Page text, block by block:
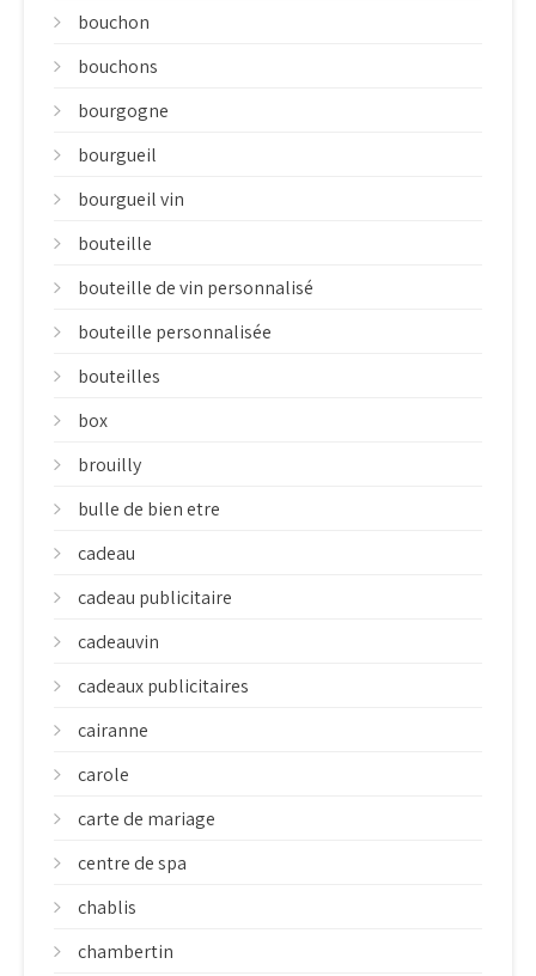
bouchon
bouchons
bourgogne
bourgueil
bourgueil vin
bouteille
bouteille de vin personnalisé
bouteille personnalisée
bouteilles
box
brouilly
bulle de bien etre
cadeau
cadeau publicitaire
cadeauvin
cadeaux publicitaires
cairanne
carole
carte de mariage
centre de spa
chablis
chambertin